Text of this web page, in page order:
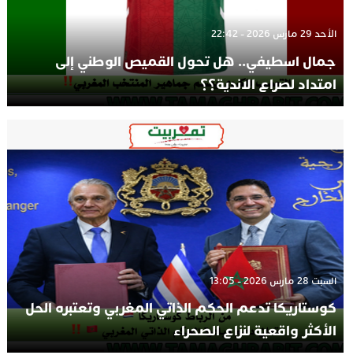
الأحد 29 مارس 2026 - 22:42
جمال اسطيفي.. هل تحول القميص الوطني إلى
امتداد لصراع الاندية؟؟
السبت 28 مارس 2026 - 13:05
كوستاريكا تدعم الحكم الذاتي المغربي وتعتبره الحل
الأكثر واقعية لنزاع الصحراء